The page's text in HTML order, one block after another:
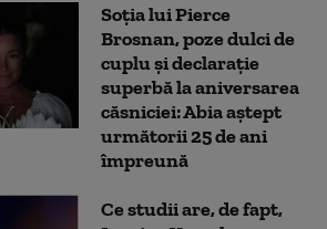
Soția lui Pierce
Brosnan, poze dulci de
cuplu și declarație
superbă la aniversarea
căsniciei: Abia aștept
următorii 25 de ani
împreună
Ce studii are, de fapt,